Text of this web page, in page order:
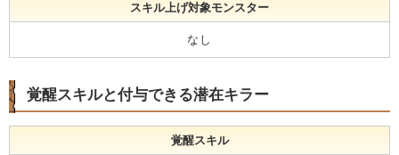
スキル上げ対象モンスター
なし
覚醒スキルと付与できる潜在キラー
覚醒スキル